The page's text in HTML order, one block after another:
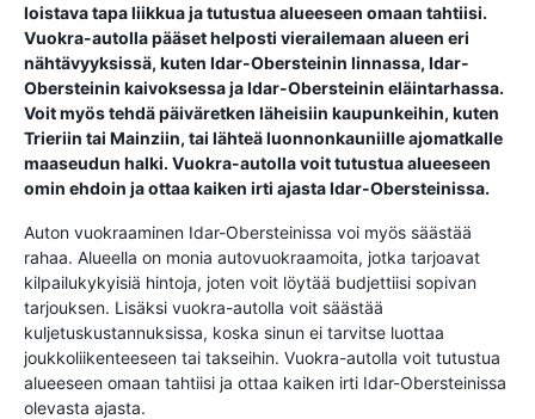
loistava tapa liikkua ja tutustua alueeseen omaan tahtiisi.
Vuokra-autolla pääset helposti vierailemaan alueen eri
nähtävyyksissä, kuten Idar-Obersteinin linnassa, Idar-
Obersteinin kaivoksessa ja Idar-Obersteinin eläintarhassa.
Voit myös tehdä päiväretken läheisiin kaupunkeihin, kuten
Trieriin tai Mainziin, tai lähteä luonnonkauniille ajomatkalle
maaseudun halki. Vuokra-autolla voit tutustua alueeseen
omin ehdoin ja ottaa kaiken irti ajasta Idar-Obersteinissa.
Auton vuokraaminen Idar-Obersteinissa voi myös säästää
rahaa. Alueella on monia autovuokraamoita, jotka tarjoavat
kilpailukykyisiä hintoja, joten voit löytää budjettiisi sopivan
tarjouksen. Lisäksi vuokra-autolla voit säästää
kuljetuskustannuksissa, koska sinun ei tarvitse luottaa
joukkoliikenteeseen tai takseihin. Vuokra-autolla voit tutustua
alueeseen omaan tahtiisi ja ottaa kaiken irti Idar-Obersteinissa
olevasta ajasta.